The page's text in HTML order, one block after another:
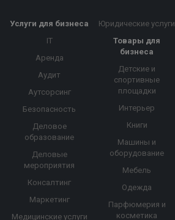
Услуги для бизнеса
IT
Аренда
Аудит
Аутсорсинг
Безопасность
Деловое
образование
Деловые
мероприятия
Консалтинг
Маркетинг
Медицинские услуги
Юридические услуги
Товары для
бизнеса
Детские и
спортивные
площадки
Интерьер
Книги
Машины и
оборудование
Мебель
Одежда
Парфюмерия и
косметика